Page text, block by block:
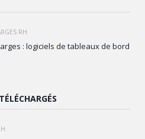
RH
: logiciels de tableaux de bord